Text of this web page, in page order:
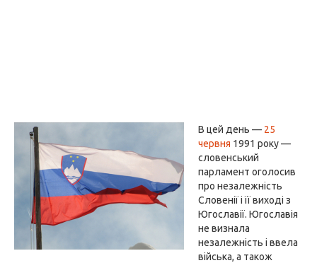
В цей день — 25
червня 1991 року —
словенський
парламент оголосив
про незалежність
Словенії і її виході з
Югославії. Югославія
не визнала
незалежність і ввела
війська, а також